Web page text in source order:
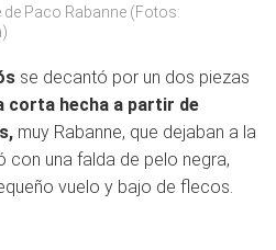
Paco Rabanne (Fotos:
se decantó por un dos piezas
corta hecha a partir de
muy Rabanne, que dejaban a la
con una falda de pelo negra,
vuelo y bajo de flecos.